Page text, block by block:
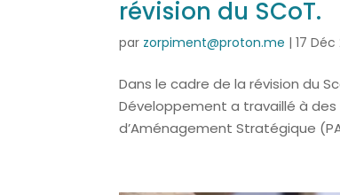
révision du SCoT.
par zorpiment@proton.me |17
Dans le cadre de la révision du
Développement a travaillé à
d’Aménagement Stratégique